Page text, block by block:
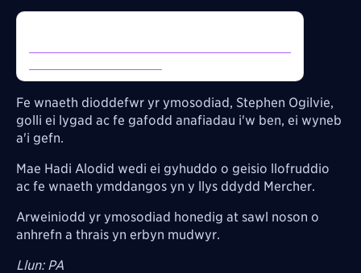
Fe wnaeth dioddefwr yr ymosodiad, Stephen Ogilvie,
golli ei lygad ac fe gafodd anafiadau i'w ben, ei wyneb
a'i gefn.
Mae Hadi Alodid wedi ei gyhuddo o geisio llofruddio
ac fe wnaeth ymddangos yn y llys ddydd Mercher.
Arweiniodd yr ymosodiad honedig at sawl noson o
anhrefn a thrais yn erbyn mudwyr.
Llun: PA